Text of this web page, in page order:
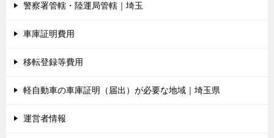
警察署管轄・陸運局管轄｜埼玉
車庫証明費用
移転登録等費用
軽自動車の車庫証明（届出）が必要な地域｜埼玉県
運営者情報